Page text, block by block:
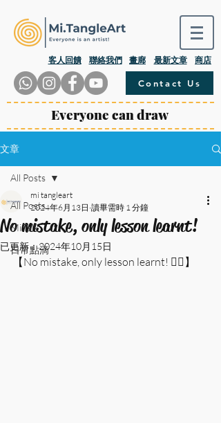
​客人回饋 畫廊
聯絡我們 最新文章 商店
Contact Us
Everyone can draw
文章
All Posts
Mi.Talk
日常點滴
All Posts
No mistake, only lesson learnt!
mi tangleart
2024年6月13日 讀畢需時 1 分鐘
已更新：2024年10月15日
【No mistake, only lesson learnt! ❤️‍🔥】